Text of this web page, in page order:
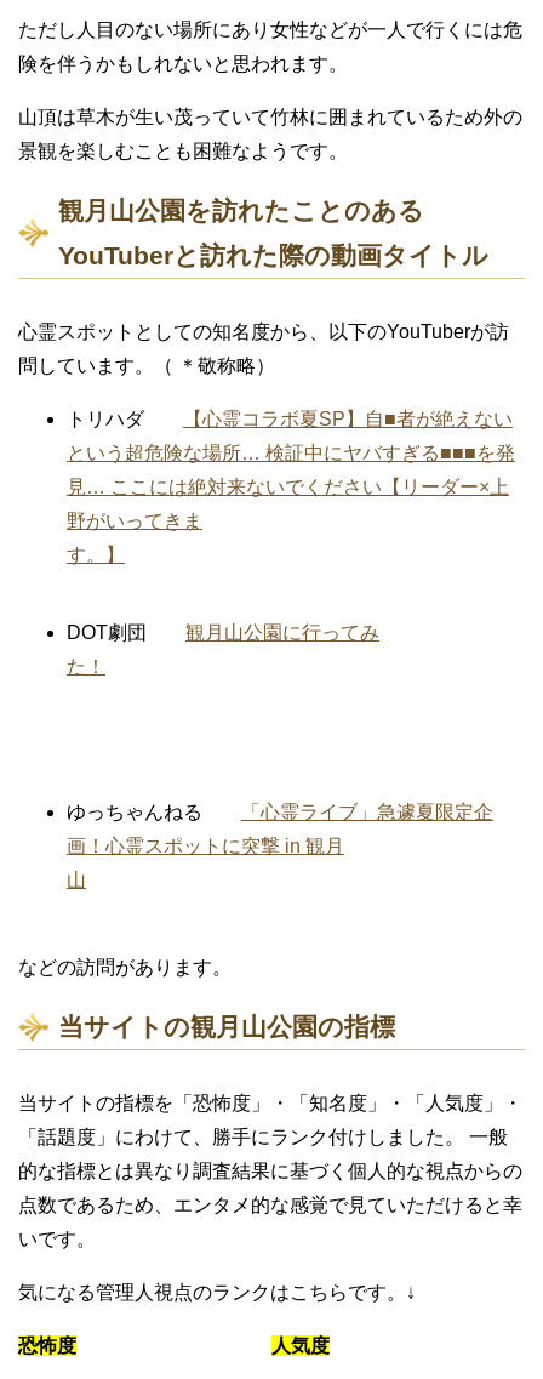
ただし人目のない場所にあり女性などが一人で行くには危
険を伴うかもしれないと思われます。
山頂は草木が生い茂っていて竹林に囲まれているため外の
景観を楽しむことも困難なようです。
観月山公園を訪れたことのある
YouTuberと訪れた際の動画タイトル
心霊スポットとしての知名度から、以下のYouTuberが訪
問しています。（ ＊敬称略）
トリハダ
【心霊コラボ夏SP】自■者が絶えない
という超危険な場所… 検証中にヤバすぎる■■■を発
見… ここには絶対来ないでください【リーダー×上
野がいってきま
す。】
DOT劇団 観月山公園に行ってみ
た！
ゆっちゃんねる
「心霊ライブ」急遽夏限定企
画！心霊スポットに突撃 in 観月
山
などの訪問があります。
当サイトの観月山公園の指標
当サイトの指標を「恐怖度」・「知名度」・「人気度」・
「話題度」にわけて、勝手にランク付けしました。 一般
的な指標とは異なり調査結果に基づく個人的な視点からの
点数であるため、エンタメ的な感覚で見ていただけると幸
いです。
気になる管理人視点のランクはこちらです。↓
恐怖度 人気度